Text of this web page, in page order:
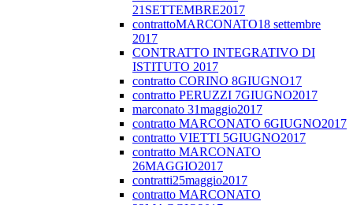
21SETTEMBRE2017
contrattoMARCONATO18 settembre
2017
CONTRATTO INTEGRATIVO DI
ISTITUTO 2017
contratto CORINO 8GIUGNO17
contratto PERUZZI 7GIUGNO2017
marconato 31maggio2017
contratto MARCONATO 6GIUGNO2017
contratto VIETTI 5GIUGNO2017
contratto MARCONATO
26MAGGIO2017
contratti25maggio2017
contratto MARCONATO